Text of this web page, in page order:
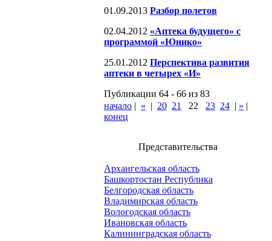
01.09.2013 Разбор полетов
02.04.2012 «Аптека будущего» с
программой «Юнико»
25.01.2012 Перспектива развития
аптеки в четырех «И»
Публикации 64 - 66 из 83
начало | « | 20 21 22 23 24 | » |
конец
Представительства
Архангельская область
Башкортостан Республика
Белгородская область
Владимирская область
Вологодская область
Ивановская область
Калининградская область